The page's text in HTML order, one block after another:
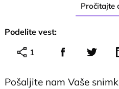
Pročitajte
Podelite vest:
1
Pošaljite nam Vaše